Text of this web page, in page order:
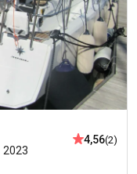
2023
4,56(2)